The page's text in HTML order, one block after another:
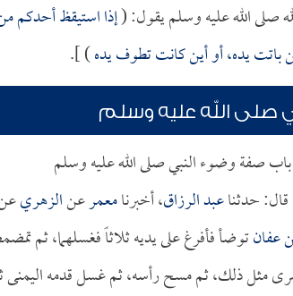
الله عليه وسلم يقول: (إذا استيقظ أحدكم
باتت يده، أو أين كانت تطوف يده) ].
صلى الله عليه وسلم
باب صفة وضوء النبي صلى الله عليه وسلم
قال: حدثناعبد الرزاق، أخبرنامعمرعنالزهري
عفانتوضأ فأفرغ على يديه ثلاثاً فغسلهما، ثم
مثل ذلك، ثم مسح رأسه، ثم غسل قدمه